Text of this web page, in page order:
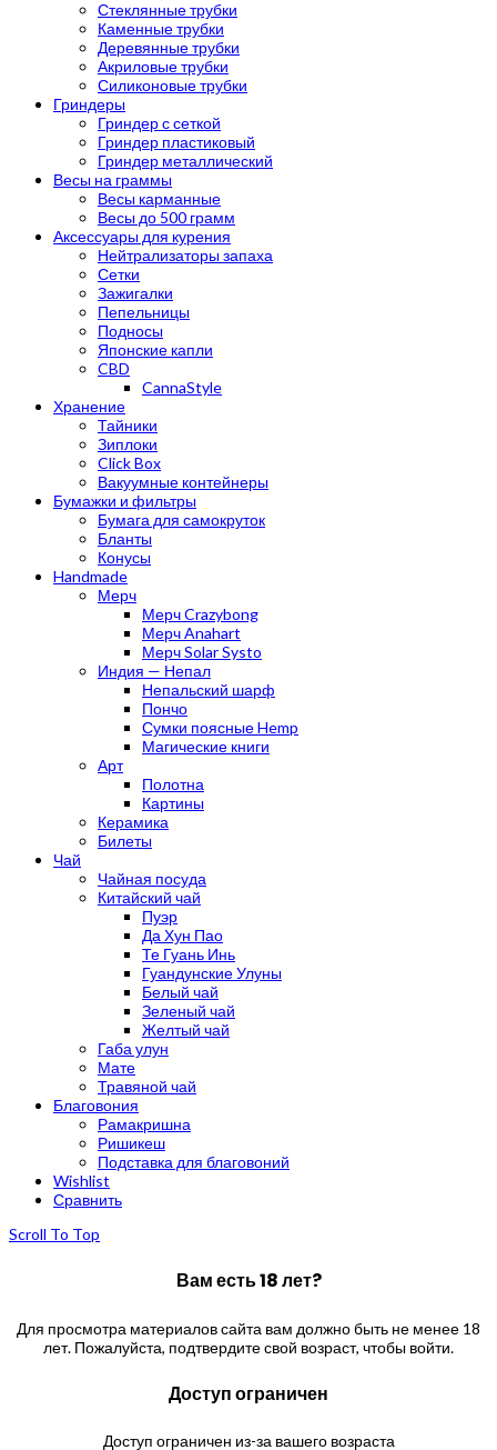
Стеклянные трубки
Каменные трубки
Деревянные трубки
Акриловые трубки
Силиконовые трубки
Гриндеры
Гриндер с сеткой
Гриндер пластиковый
Гриндер металлический
Весы на граммы
Весы карманные
Весы до 500 грамм
Аксессуары для курения
Нейтрализаторы запаха
Сетки
Зажигалки
Пепельницы
Подносы
Японские капли
CBD
CannaStyle
Хранение
Тайники
Зиплоки
Click Box
Вакуумные контейнеры
Бумажки и фильтры
Бумага для самокруток
Бланты
Конусы
Handmade
Мерч
Мерч Crazybong
Мерч Anahart
Мерч Solar Systo
Индия — Непал
Непальский шарф
Пончо
Сумки поясные Hemp
Магические книги
Арт
Полотна
Картины
Керамика
Билеты
Чай
Чайная посуда
Китайский чай
Пуэр
Да Хун Пао
Те Гуань Инь
Гуандунские Улуны
Белый чай
Зеленый чай
Желтый чай
Габа улун
Мате
Травяной чай
Благовония
Рамакришна
Ришикеш
Подставка для благовоний
Wishlist
Сравнить
Scroll To Top
Вам есть 18 лет?
Для просмотра материалов сайта вам должно быть не менее 18
лет. Пожалуйста, подтвердите свой возраст, чтобы войти.
Доступ ограничен
Доступ ограничен из-за вашего возраста